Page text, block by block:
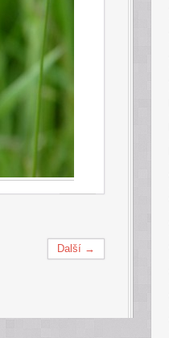
Další →